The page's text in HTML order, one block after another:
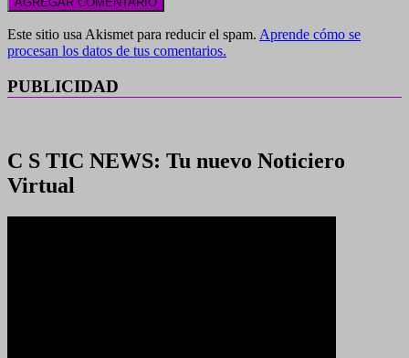
Este sitio usa Akismet para reducir el spam. Aprende cómo se
procesan los datos de tus comentarios.
PUBLICIDAD
C S TIC NEWS: Tu nuevo Noticiero
Virtual